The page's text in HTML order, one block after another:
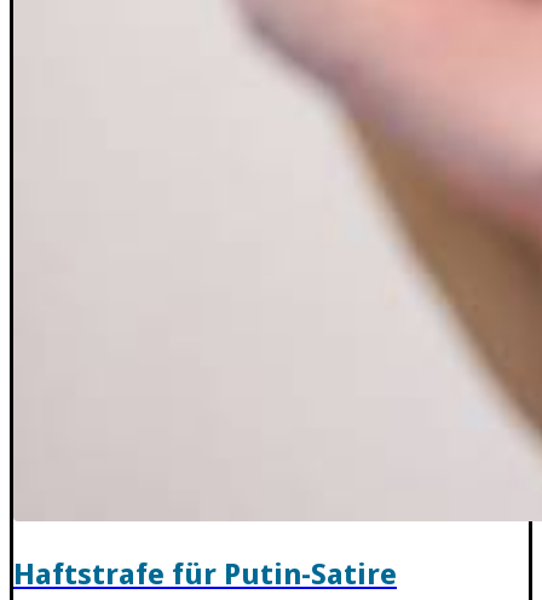
Haftstrafe für Putin-Satire